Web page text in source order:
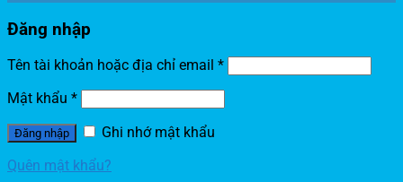
Đăng nhập
Tên tài khoản hoặc địa chỉ email *
Mật khẩu *
Đăng nhập
Ghi nhớ mật khẩu
Quên mật khẩu?